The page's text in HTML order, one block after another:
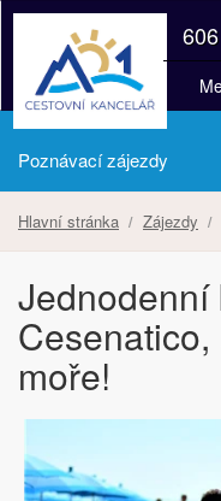
Poznávací zájezdy
Hlavní stránka Zájezdy
Jednodenní
moře!